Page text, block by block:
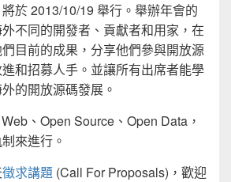
將於 2013/10/19 舉行。舉辦年會的
不同的開發者、貢獻者和用家，在
目前的成果，分享他們參與開放源
和招募人手。並讓所有出席者能學
的開放源碼發展。
、Open Source、Open Data，
來進行。
徵求講題 (Call For Proposals)，歡迎